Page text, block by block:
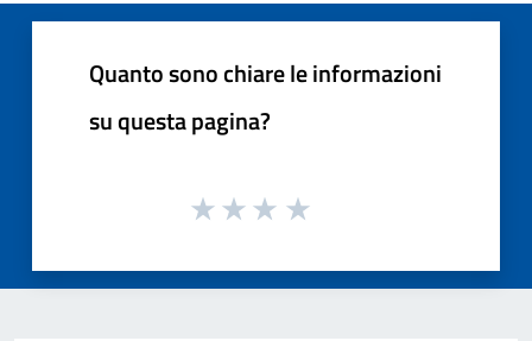
Quanto sono chiare le informazioni
su questa pagina?